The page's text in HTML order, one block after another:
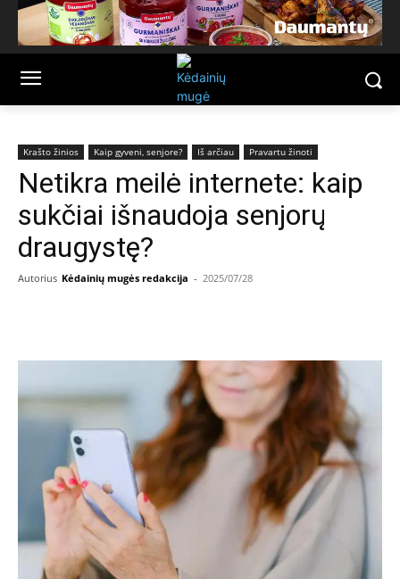
Krašto žinios Kaip gyveni, senjore? Iš arčiau Pravartu žinoti
Netikra meilė internete: kaip
sukčiai išnaudoja senjorų
draugystę?
Autorius Kėdainių mugės redakcija - 2025/07/28